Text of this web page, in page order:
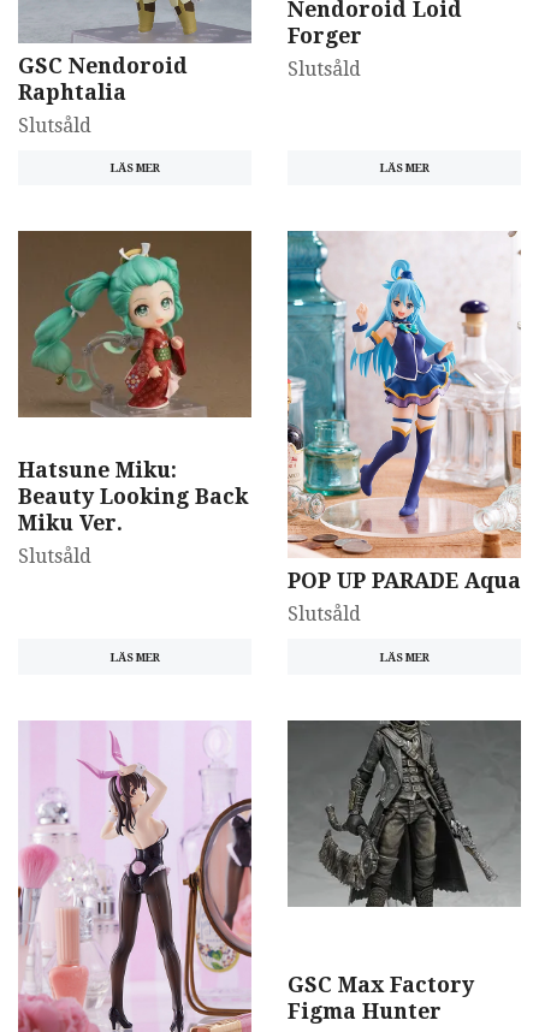
GSC Nendoroid
Raphtalia
Slutsåld
LÄS MER
Nendoroid Loid
Forger
Slutsåld
LÄS MER
Hatsune Miku:
Beauty Looking Back
Miku Ver.
Slutsåld
LÄS MER
POP UP PARADE Aqua
Slutsåld
LÄS MER
GSC Max Factory
Figma Hunter